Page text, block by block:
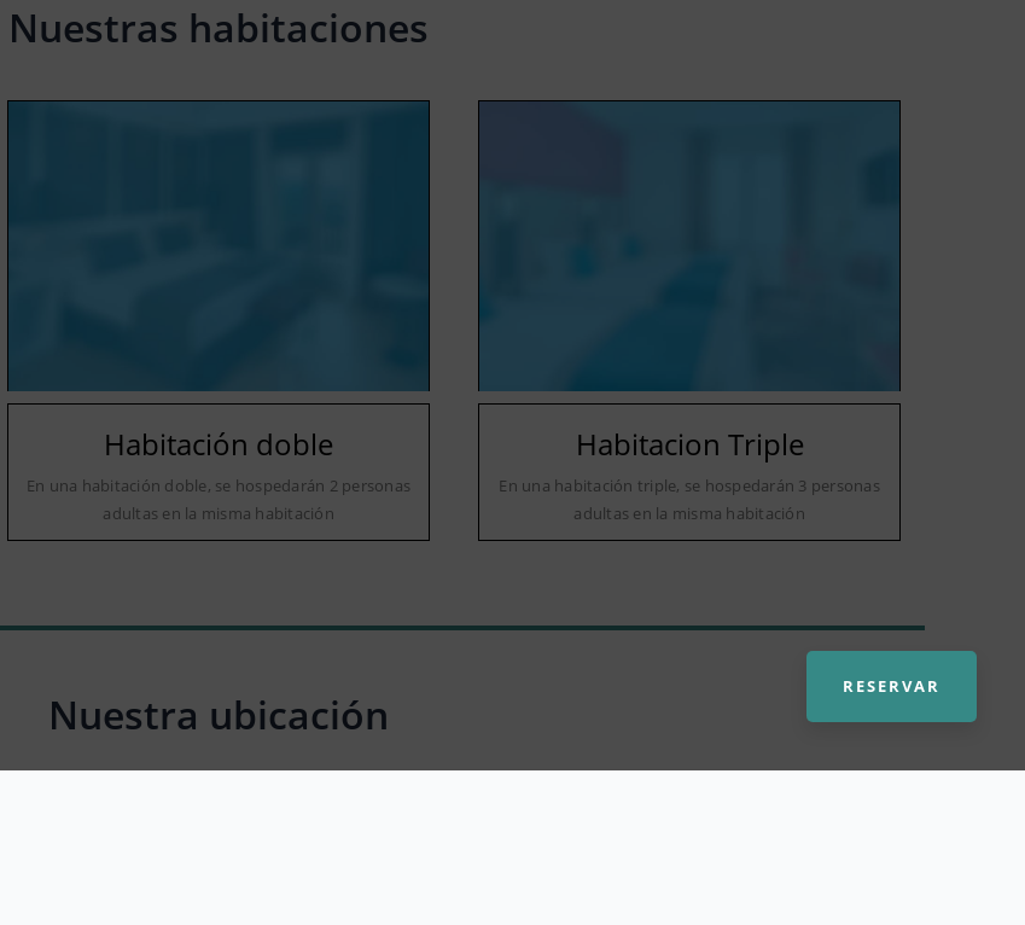
Nuestras habitaciones
Habitación doble
En una habitación doble, se hospedarán 2 personas
adultas en la misma habitación
Habitacion Triple
En una habitación triple, se hospedarán 3 personas
adultas en la misma habitación
Nuestra ubicación
Antonino Oraá Kalea, 2, 20700 Zumarraga, Gipuzkoa, Spain
RESERVAR